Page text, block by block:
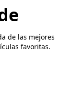
de las mejores
favoritas.